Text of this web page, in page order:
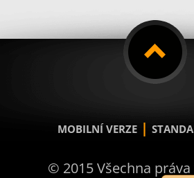
MOBILNÍ VERZE |
© 2015 Všechna